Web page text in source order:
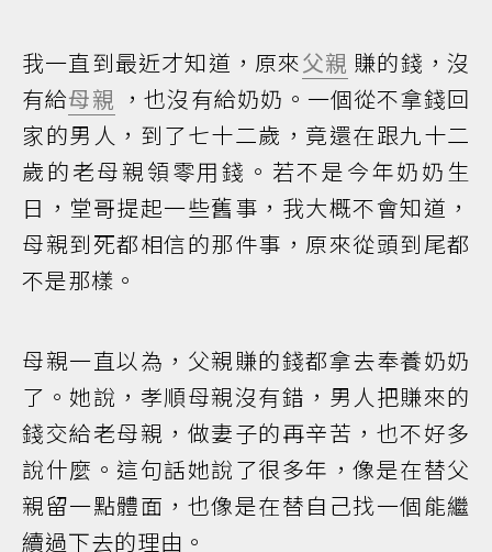
我一直到最近才知道，原來父親 賺的錢，沒
有給母親 ，也沒有給奶奶。一個從不拿錢回
家的男人，到了七十二歲，竟還在跟九十二
歲的老母親領零用錢。若不是今年奶奶生
日，堂哥提起一些舊事，我大概不會知道，
母親到死都相信的那件事，原來從頭到尾都
不是那樣。
母親一直以為，父親賺的錢都拿去奉養奶奶
了。她說，孝順母親沒有錯，男人把賺來的
錢交給老母親，做妻子的再辛苦，也不好多
說什麼。這句話她說了很多年，像是在替父
親留一點體面，也像是在替自己找一個能繼
續過下去的理由。